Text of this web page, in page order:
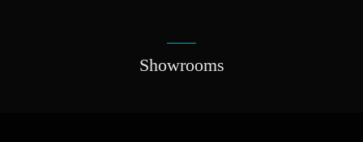
Showrooms